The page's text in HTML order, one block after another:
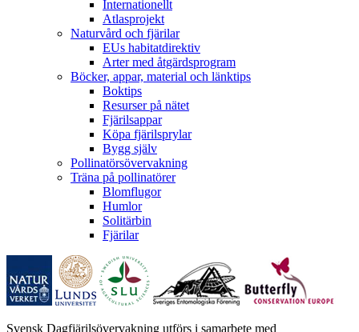
Internationellt
Atlasprojekt
Naturvård och fjärilar
EUs habitatdirektiv
Arter med åtgärdsprogram
Böcker, appar, material och länktips
Boktips
Resurser på nätet
Fjärilsappar
Köpa fjärilsprylar
Bygg själv
Pollinatörsövervakning
Träna på pollinatörer
Blomflugor
Humlor
Solitärbin
Fjärilar
Svensk Dagfjärilsövervakning utförs i samarbete med